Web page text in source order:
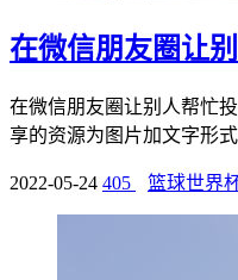
在微信朋友圈让
在微信朋友圈让别人帮忙
享的资源为图片加文字形
2022-05-24 405 篮球世界